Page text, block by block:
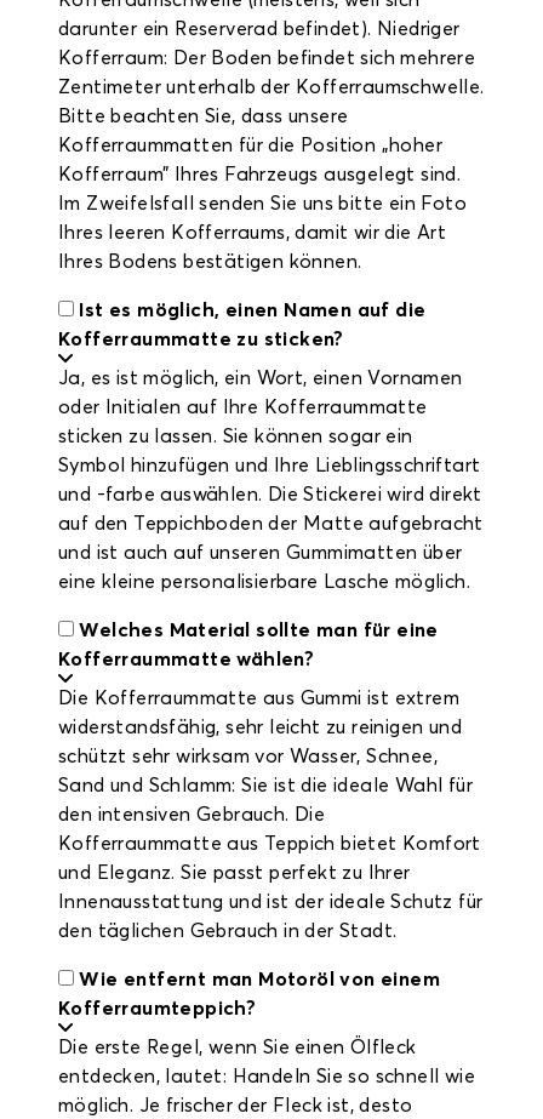
darunter ein Reserverad befindet). Niedriger
Kofferraum: Der Boden befindet sich mehrere
Zentimeter unterhalb der Kofferraumschwelle.
Bitte beachten Sie, dass unsere
Kofferraummatten für die Position „hoher
Kofferraum” Ihres Fahrzeugs ausgelegt sind.
Im Zweifelsfall senden Sie uns bitte ein Foto
Ihres leeren Kofferraums, damit wir die Art
Ihres Bodens bestätigen können.
Ist es möglich, einen Namen auf die
Kofferraummatte zu sticken?
Ja, es ist möglich, ein Wort, einen Vornamen
oder Initialen auf Ihre Kofferraummatte
sticken zu lassen. Sie können sogar ein
Symbol hinzufügen und Ihre Lieblingsschriftart
und -farbe auswählen. Die Stickerei wird direkt
auf den Teppichboden der Matte aufgebracht
und ist auch auf unseren Gummimatten über
eine kleine personalisierbare Lasche möglich.
Welches Material sollte man für eine
Kofferraummatte wählen?
Die Kofferraummatte aus Gummi ist extrem
widerstandsfähig, sehr leicht zu reinigen und
schützt sehr wirksam vor Wasser, Schnee,
Sand und Schlamm: Sie ist die ideale Wahl für
den intensiven Gebrauch. Die
Kofferraummatte aus Teppich bietet Komfort
und Eleganz. Sie passt perfekt zu Ihrer
Innenausstattung und ist der ideale Schutz für
den täglichen Gebrauch in der Stadt.
Wie entfernt man Motoröl von einem
Kofferraumteppich?
Die erste Regel, wenn Sie einen Ölfleck
entdecken, lautet: Handeln Sie so schnell wie
möglich. Je frischer der Fleck ist, desto